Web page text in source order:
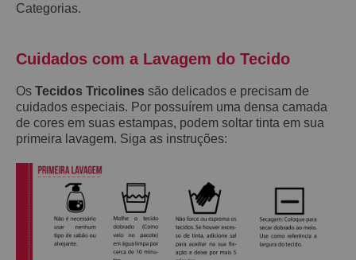
Categorias.
Cuidados com a Lavagem do Tecido
Os Tecidos Tricolines são delicados e precisam de
cuidados especiais. Por possuírem uma densa camada
de cores em suas estampas, podem soltar tinta em sua
primeira lavagem. Siga as instruções: